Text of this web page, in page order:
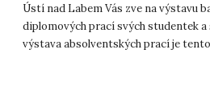
Ústí nad Labem Vás zve na výstavu
diplomových prací svých studentek
výstava absolventských prací je